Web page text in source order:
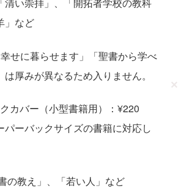
」など
せに暮らせます」「聖書から学べ
厚みが異なるため入りません。
カバー（小型書籍用）：¥220
パーバックサイズの書籍に対応し
の教え」、「若い人」など